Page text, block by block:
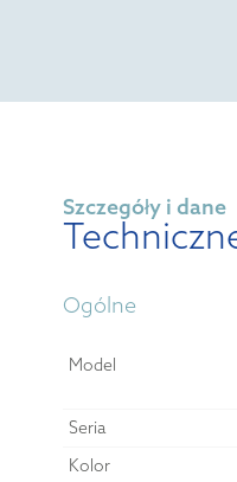
Szczegóły i dane
Ogólne
Model
Seria
Kolor